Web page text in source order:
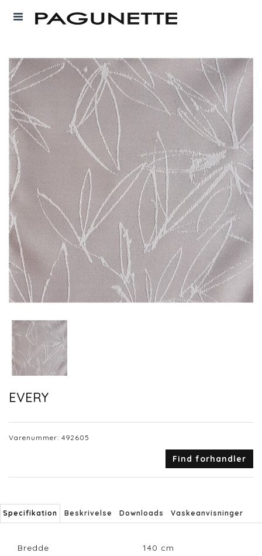
EVERY
Varenummer: 492605
Find forhandler
Specifikation Beskrivelse Downloads Vaskeanvisninger
Bredde 140 cm